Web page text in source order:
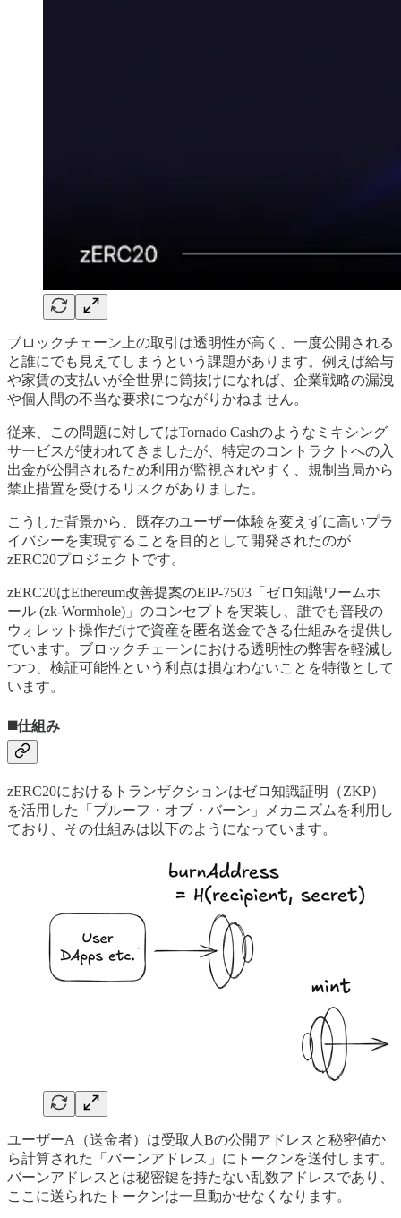
ブロックチェーン上の取引は透明性が高く、一度公開される
と誰にでも見えてしまうという課題があります。例えば給与
や家賃の支払いが全世界に筒抜けになれば、企業戦略の漏洩
や個人間の不当な要求につながりかねません。
従来、この問題に対してはTornado Cashのようなミキシング
サービスが使われてきましたが、特定のコントラクトへの入
出金が公開されるため利用が監視されやすく、規制当局から
禁止措置を受けるリスクがありました。
こうした背景から、既存のユーザー体験を変えずに高いプラ
イバシーを実現することを目的として開発されたのが
zERC20プロジェクトです。
zERC20はEthereum改善提案のEIP-7503「ゼロ知識ワームホ
ール (zk-Wormhole)」のコンセプトを実装し、誰でも普段の
ウォレット操作だけで資産を匿名送金できる仕組みを提供し
ています。ブロックチェーンにおける透明性の弊害を軽減し
つつ、検証可能性という利点は損なわないことを特徴として
います。
◼️仕組み
zERC20におけるトランザクションはゼロ知識証明（ZKP）
を活用した「プルーフ・オブ・バーン」メカニズムを利用し
ており、その仕組みは以下のようになっています。
ユーザーA（送金者）は受取人Bの公開アドレスと秘密値か
ら計算された「バーンアドレス」にトークンを送付します。
バーンアドレスとは秘密鍵を持たない乱数アドレスであり、
ここに送られたトークンは一旦動かせなくなります。